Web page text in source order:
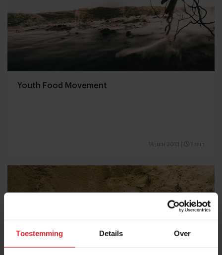
Toestemming Details Over
Youth Food Movement
14 juni 2013 1 min